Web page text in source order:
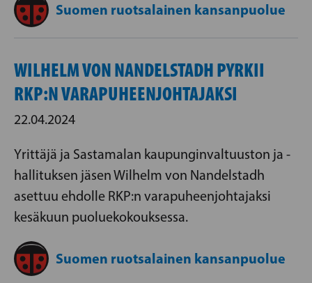
Suomen ruotsalainen kansanpuolue
WILHELM VON NANDELSTADH PYRKII
RKP:N VARAPUHEENJOHTAJAKSI
22.04.2024
Yrittäjä ja Sastamalan kaupunginvaltuuston ja -
hallituksen jäsen Wilhelm von Nandelstadh
asettuu ehdolle RKP:n varapuheenjohtajaksi
kesäkuun puoluekokouksessa.
Suomen ruotsalainen kansanpuolue